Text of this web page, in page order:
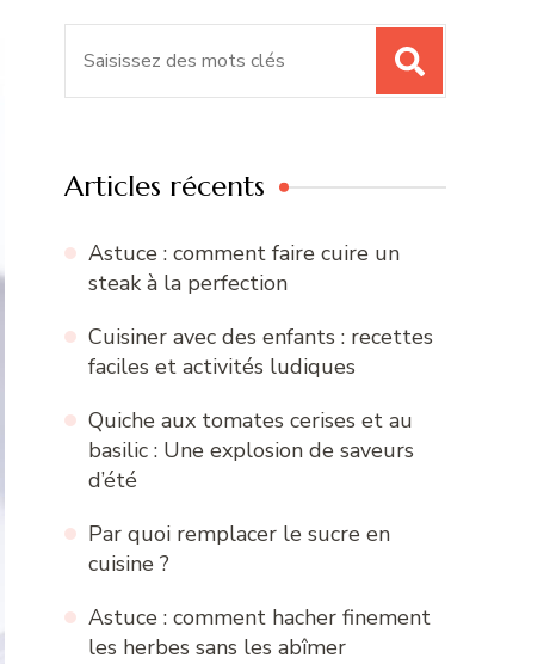
Articles récents
Astuce : comment faire cuire un
steak à la perfection
Cuisiner avec des enfants : recettes
faciles et activités ludiques
Quiche aux tomates cerises et au
basilic : Une explosion de saveurs
d’été
Par quoi remplacer le sucre en
cuisine ?
Astuce : comment hacher finement
les herbes sans les abîmer